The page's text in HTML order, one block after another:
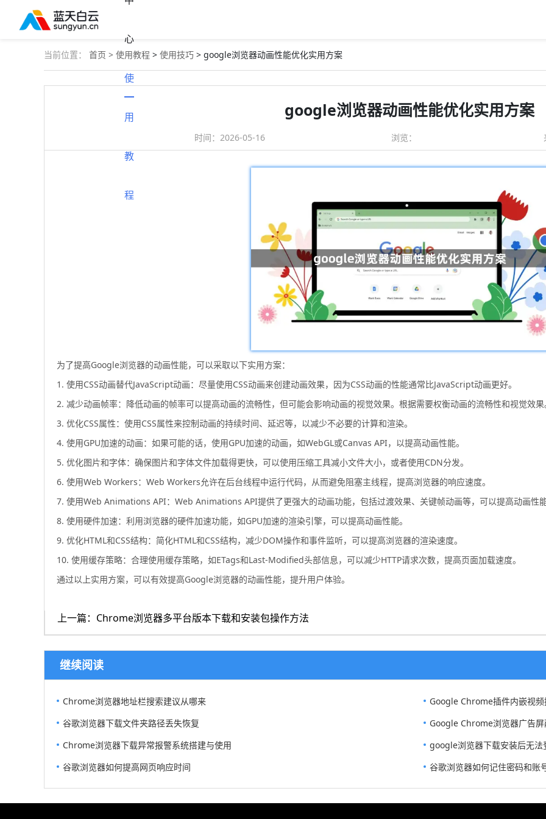
心
使
用
教
程
当前位置： 首页 > 使用教程 > 使用技巧 > google浏览器动画性能优化实用方案
google浏览器动画性能优化实用方案
时间：2026-05-16 浏览：
为了提高Google浏览器的动画性能，可以采取以下实用方案：
1. 使用CSS动画替代JavaScript动画：尽量使用CSS动画来创建动画效果，因为CSS动画的性能通常比JavaScript动画更好。
2. 减少动画帧率：降低动画的帧率可以提高动画的流畅性，但可能会影响动画的视觉效果。根据需要权衡动画的流畅性和视觉效
3. 优化CSS属性：使用CSS属性来控制动画的持续时间、延迟等，以减少不必要的计算和渲染。
4. 使用GPU加速的动画：如果可能的话，使用GPU加速的动画，如WebGL或Canvas API，以提高动画性能。
5. 优化图片和字体：确保图片和字体文件加载得更快，可以使用压缩工具减小文件大小，或者使用CDN分发。
6. 使用Web Workers：Web Workers允许在后台线程中运行代码，从而避免阻塞主线程，提高浏览器的响应速度。
7. 使用Web Animations API：Web Animations API提供了更强大的动画功能，包括过渡效果、关键帧动画等，可以提高动画性
8. 使用硬件加速：利用浏览器的硬件加速功能，如GPU加速的渲染引擎，可以提高动画性能。
9. 优化HTML和CSS结构：简化HTML和CSS结构，减少DOM操作和事件监听，可以提高浏览器的渲染速度。
10. 使用缓存策略：合理使用缓存策略，如ETags和Last-Modified头部信息，可以减少HTTP请求次数，提高页面加载速度。
通过以上实用方案，可以有效提高Google浏览器的动画性能，提升用户体验。
上一篇：Chrome浏览器多平台版本下载和安装包操作方法
继续阅读
Chrome浏览器地址栏搜索建议从哪来
Google Chrome插件内嵌视
谷歌浏览器下载文件夹路径丢失恢复
Google Chrome浏览器广告
Chrome浏览器下载异常报警系统搭建与使用
google浏览器下载安装后无法
谷歌浏览器如何提高网页响应时间
谷歌浏览器如何记住密码和账